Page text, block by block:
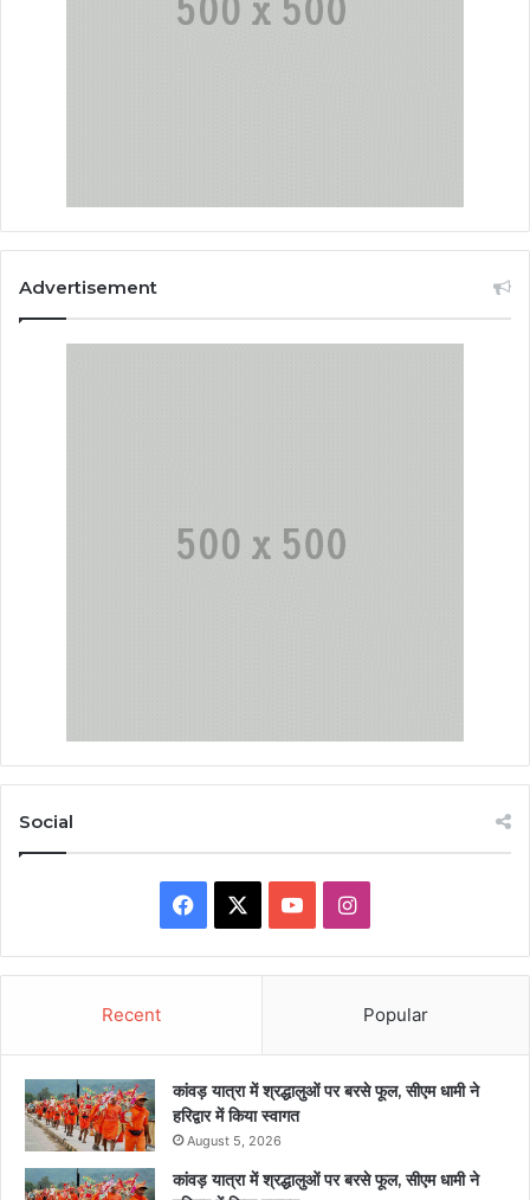
Advertisement
Social
Facebook YouTubeInstagram
Recent Popular
कांवड़ यात्रा में श्रद्धालुओं पर बरसे फूल, सीएम धामी ने
हरिद्वार में किया स्वागत
August 5, 2026
कांवड़ यात्रा में श्रद्धालुओं पर बरसे फूल, सीएम धामी ने